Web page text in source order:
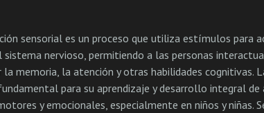
sensorial es un proceso que utiliza estímulos para
sistema nervioso, permitiendo a las personas
la memoria, la atención y otras habilidades cognitivas.
para su aprendizaje y desarrollo integral de
y emocionales, especialmente en niños y niñas.